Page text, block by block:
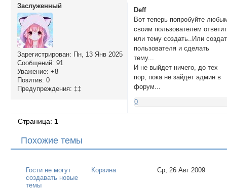
Заслуженный
Зарегистрирован: Пн, 13 Янв 2025
Сообщений: 91
Уважение: +8
Позитив: 0
Предупреждения: ‡‡
Deff
Вот теперь попробуйте
своим пользователем
или тему создать..Или
пользователя и сделать
тему...
И не выйдет ничего, до тех
пор, пока не зайдет админ в
форум...
0
Страница: 1
Похожие темы
Гости не могут
создавать новые
темы
Корзина Ср, 26 Авг 2009